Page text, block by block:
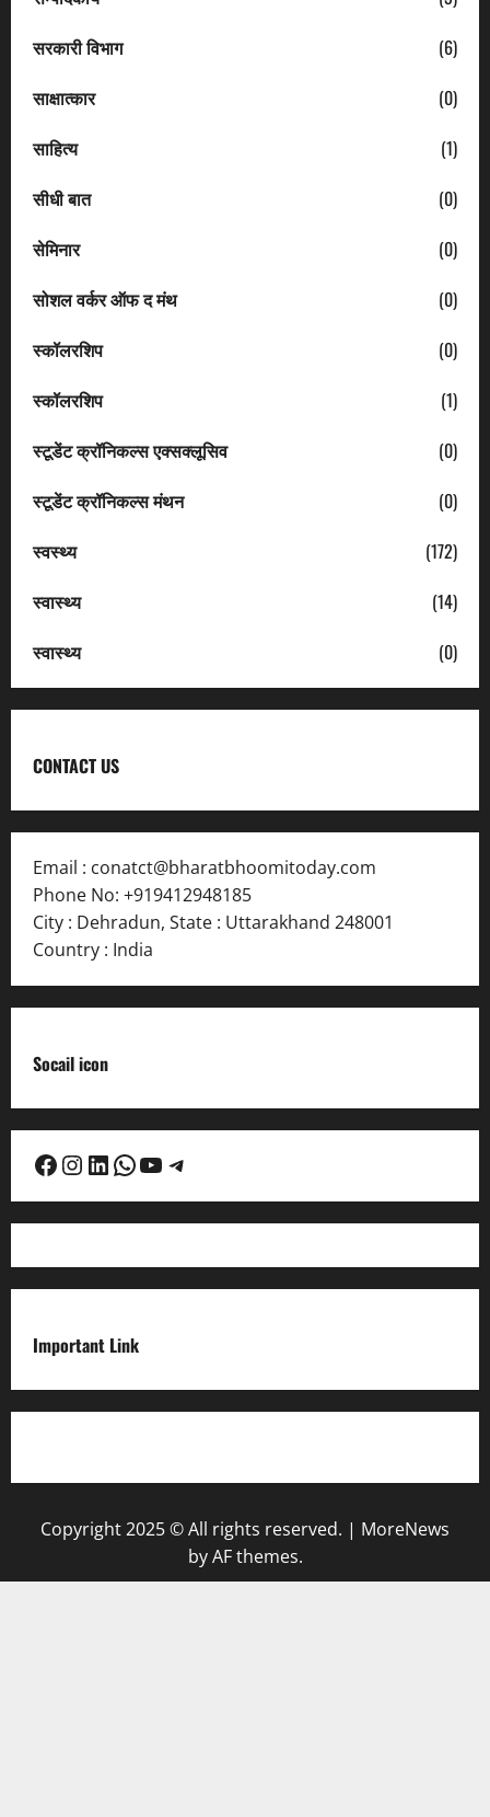
सरकारी विभाग
(6)
साक्षात्कार
(0)
साहित्य
(1)
सीधी बात
(0)
सेमिनार
(0)
सोशल वर्कर ऑफ द मंथ
(0)
स्कॉलरशिप
(0)
स्कॉलरशिप
(1)
स्टूडेंट क्रॉनिकल्स एक्सक्लूसिव
(0)
स्टूडेंट क्रॉनिकल्स मंथन
(0)
स्वस्थ्य
(172)
स्वास्थ्य
(14)
स्वास्थ्य
(0)
CONTACT US
Email : conatct@bharatbhoomitoday.com
Phone No: +919412948185
City : Dehradun, State : Uttarakhand 248001
Country : India
Socail icon
Facebook
Instagram
LinkedIn
WhatsApp
YouTube
Telegram
Important Link
Copyright 2025 © All rights reserved. | MoreNews
by AF themes.